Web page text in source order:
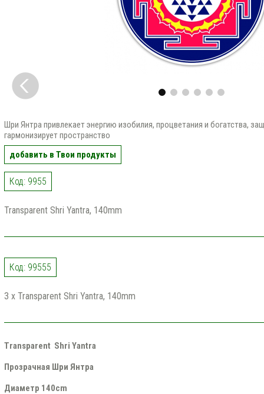
Шри Янтра привлекает энергию изобилия, процветания и богатства,
гармонизирует пространство
добавить в Твои продукты
Код: 9955
Transparent Shri Yantra, 140mm
Код: 99555
3 x Transparent Shri Yantra, 140mm
Transparent Shri Yantra
Прозрачная Шри Янтра
Диаметр 140cm